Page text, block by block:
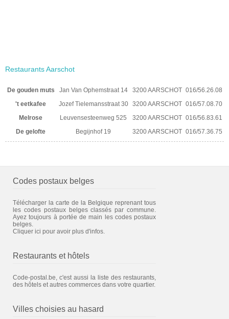
Restaurants Aarschot
De gouden muts Jan Van Ophemstraat 14 3200 AARSCHOT 016/56.26.08
't eetkafee
Jozef Tielemansstraat 30 3200 AARSCHOT 016/57.08.70
Melrose
Leuvensesteenweg 525 3200 AARSCHOT 016/56.83.61
De gelofte
Begijnhof 19 3200 AARSCHOT 016/57.36.75
Codes postaux belges
Télécharger la carte de la Belgique reprenant tous
les codes postaux belges classés par commune.
Ayez toujours à portée de main les codes postaux
belges.
Cliquer ici pour avoir plus d'infos.
Restaurants et hôtels
Code-postal.be, c'est aussi la liste des restaurants,
des hôtels et autres commerces dans votre quartier.
Villes choisies au hasard